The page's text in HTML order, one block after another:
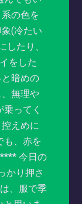
の色を
(冷たい
したり、
をした
暗めの
無理や
ってく
えめに
も、赤を
今日の
かり押さ
、服で季